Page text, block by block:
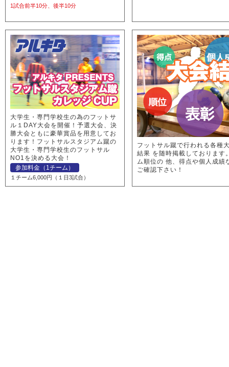
1試合前半10分、後半10分
大学生・専門学校生の為のフットサ
ル１DAY大会を開催！予選大会、決
勝大会ともに豪華賞品を用意してお
ります！フットサルスタジアム蹴の
大学生・専門学校生のフットサル
NO1を決める大会！
参加料金（1チーム）
１チーム6,000円（１日3試合）
フットサル蹴で行われる各種
結果 を随時掲載しております
ム順位の 他、得点や個人成績
ご確認下さい！